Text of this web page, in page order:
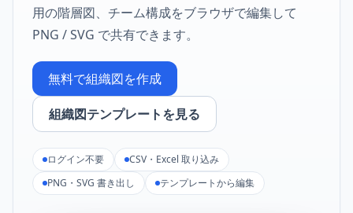
用の階層図、チーム構成をブラウザで編集して
PNG / SVG で共有できます。
無料で組織図を作成
組織図テンプレートを見る
ログイン不要
CSV・Excel 取り込み
PNG・SVG 書き出し
テンプレートから編集